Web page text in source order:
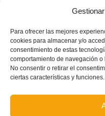
Para ofrecer las mejores
cookies para almacenar y/o
consentimiento de estas
comportamiento de navegación
No consentir o retirar el
ciertas características y funciones.
PUBLICADO ENACTUALIDAD,